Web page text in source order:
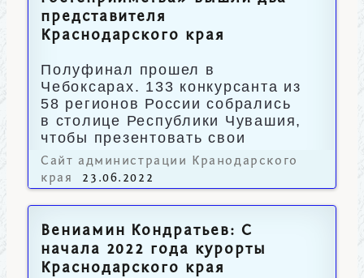
представителя
Краснодарского края
Полуфинал прошел в
Чебоксарах. 133 конкурсанта из
58 регионов России собрались
в столице Республики Чувашия,
чтобы презентовать свои
туристические стартап-идеи.
Сайт администрации Кранодарского
края
23.06.2022
Вениамин Кондратьев: С
начала 2022 года курорты
Краснодарского края